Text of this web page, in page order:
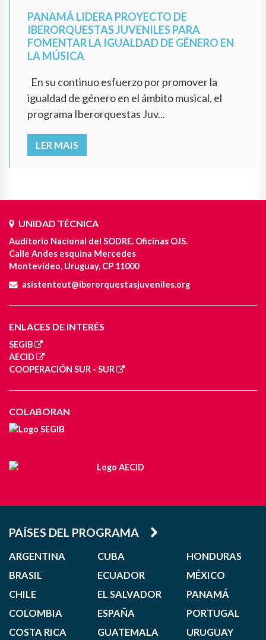
PANAMÁ LIDERA PROYECTO DE
IBERORQUESTAS JUVENILES PARA
FOMENTAR LA IGUALDAD DE GÉNERO EN
LA MÚSICA
En su continuo esfuerzo por promover la
igualdad de género en el ámbito musical, el
programa Iberorquestas Juv...
LER MAIS
UNIDAD TÉCNICA
Auditorio Nacional del SODRE. Oficinas OJS.
Calle Andes esquina Mercedes
Montevideo, Uruguay, CP 11000
asistenteut@iberorquestasjuveniles.org
ENLACES DE INTERÉS
SEGIB
AECID
COOPERACIÓN SUR - SUR
COLABORAN
PAÍSES DEL PROGRAMA
ARGENTINA
BRASIL
CHILE
COLOMBIA
COSTA RICA
CUBA
ECUADOR
EL SALVADOR
ESPAÑA
GUATEMALA
HONDURAS
MÉXICO
PANAMÁ
PORTUGAL
URUGUAY